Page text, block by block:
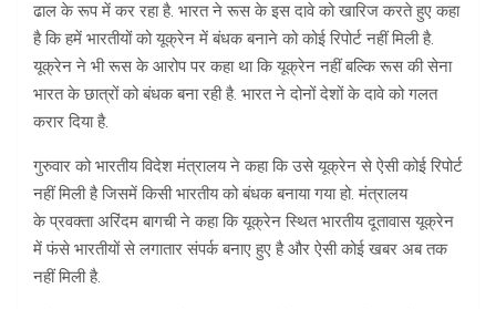
ढाल के रूप में कर रहा है. भारत ने रूस के इस दावे को खारिज करते हुए कहा
है कि हमें भारतीयों को यूक्रेन में बंधक बनाने को कोई रिपोर्ट नहीं मिली है.
यूक्रेन ने भी रूस के आरोप पर कहा था कि यूक्रेन नहीं बल्कि रूस की सेना
भारत के छात्रों को बंधक बना रही है. भारत ने दोनों देशों के दावे को गलत
करार दिया है.
गुरुवार को भारतीय विदेश मंत्रालय ने कहा कि उसे यूक्रेन से ऐसी कोई रिपोर्ट
नहीं मिली है जिसमें किसी भारतीय को बंधक बनाया गया हो. मंत्रालय
के प्रवक्ता अरिंदम बागची ने कहा कि यूक्रेन स्थित भारतीय दूतावास यूक्रेन
में फंसे भारतीयों से लगातार संपर्क बनाए हुए है और ऐसी कोई खबर अब तक
नहीं मिली है.